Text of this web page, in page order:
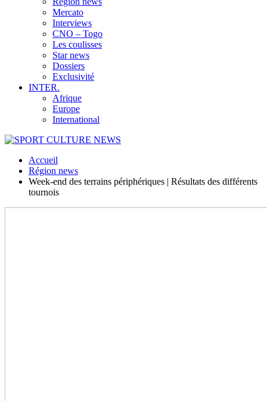
Mercato
Interviews
CNO – Togo
Les coulisses
Star news
Dossiers
Exclusivité
INTER.
Afrique
Europe
International
Accueil
Région news
Week-end des terrains périphériques | Résultats des différents
tournois